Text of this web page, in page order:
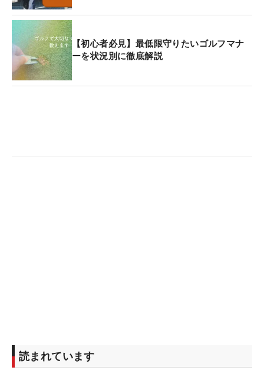
【初心者必見】最低限守りたいゴルフマナ
ーを状況別に徹底解説
読まれています